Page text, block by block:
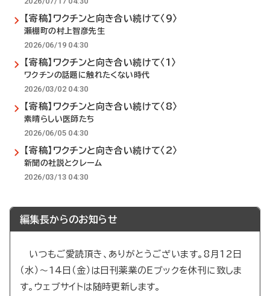
【寄稿】ワクチンと向き合い続けて〈9〉
瀬棚町の村上智彦先生
2026/06/19 04:30
【寄稿】ワクチンと向き合い続けて〈1〉
ワクチンの話題に触れたくない時代
2026/03/02 04:30
【寄稿】ワクチンと向き合い続けて〈8〉
素晴らしい医師たち
2026/06/05 04:30
【寄稿】ワクチンと向き合い続けて〈2〉
新聞の社説とクレーム
2026/03/13 04:30
編集長からのお知らせ
いつもご愛読頂き、ありがとうございます。8月12日
（水）～14日（金）は日刊薬業のEブックを休刊に致しま
す。ウェブサイトは随時更新します。